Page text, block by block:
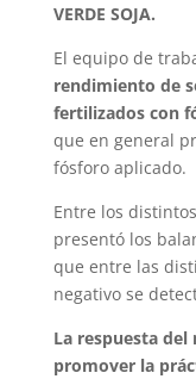
VERDE SOJA.
El equipo de
rendimiento de
fertilizados con
que en general
fósforo aplicado.
Entre los
presentó los
que entre las
negativo se
La respuesta
promover la